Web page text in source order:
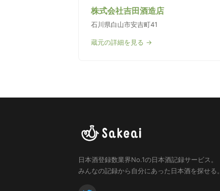
株式会社吉田酒造店
石川県白山市安吉町41
蔵元の詳細を見る →
日本酒登録数業界No.1の日本酒記録サービス。
みんなの記録から自分にあった日本酒を探せる。